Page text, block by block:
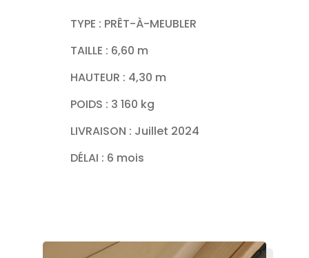
TYPE : PRÊT-À-MEUBLER
TAILLE : 6,60 m
HAUTEUR : 4,30 m
POIDS : 3 160 kg
LIVRAISON : Juillet 2024
DÉLAI : 6 mois